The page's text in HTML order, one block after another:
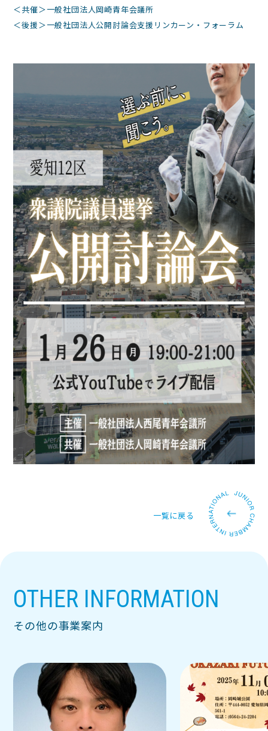
＜共催＞一般社団法人岡崎青年会議所
＜後援＞一般社団法人公開討論会支援リンカーン・フォーラム
一覧に戻る
OTHER INFORMATION
その他の事業案内